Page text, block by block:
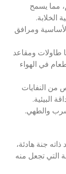
مما يسمح
الخلابة.
ومرافق
طاولات ومقاعد
في الهواء
من النفايات
البيئية.
والطهي.
جنة هادئة،
التي تجعل منه